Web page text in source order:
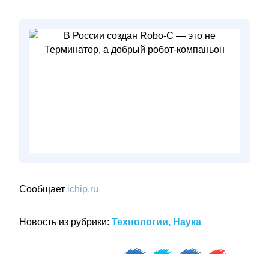
Сообщает ichip.ru
Новость из рубрики: Технологии, Наука